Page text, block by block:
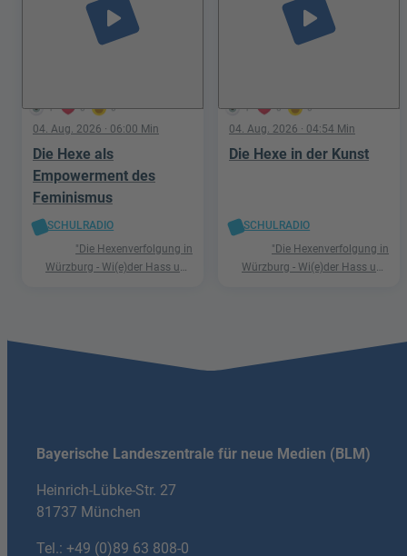
1 0 0
play_arrow
04. Aug. 2026 · 06:00 Min
Die Hexe als
Empowerment des
Feminismus
SCHULRADIO
"Die Hexenverfolgung in
Würzburg - Wi(e)der Hass und
1 0 0
play_arrow
04. Aug. 2026 · 04:54 Min
Die Hexe in der Kunst
SCHULRADIO
"Die Hexenverfolgung in
Würzburg - Wi(e)der Hass und
Bayerische Landeszentrale für neue Medien (BLM)
Heinrich-Lübke-Str. 27
81737 München
Tel.: +49 (0)89 63 808-0